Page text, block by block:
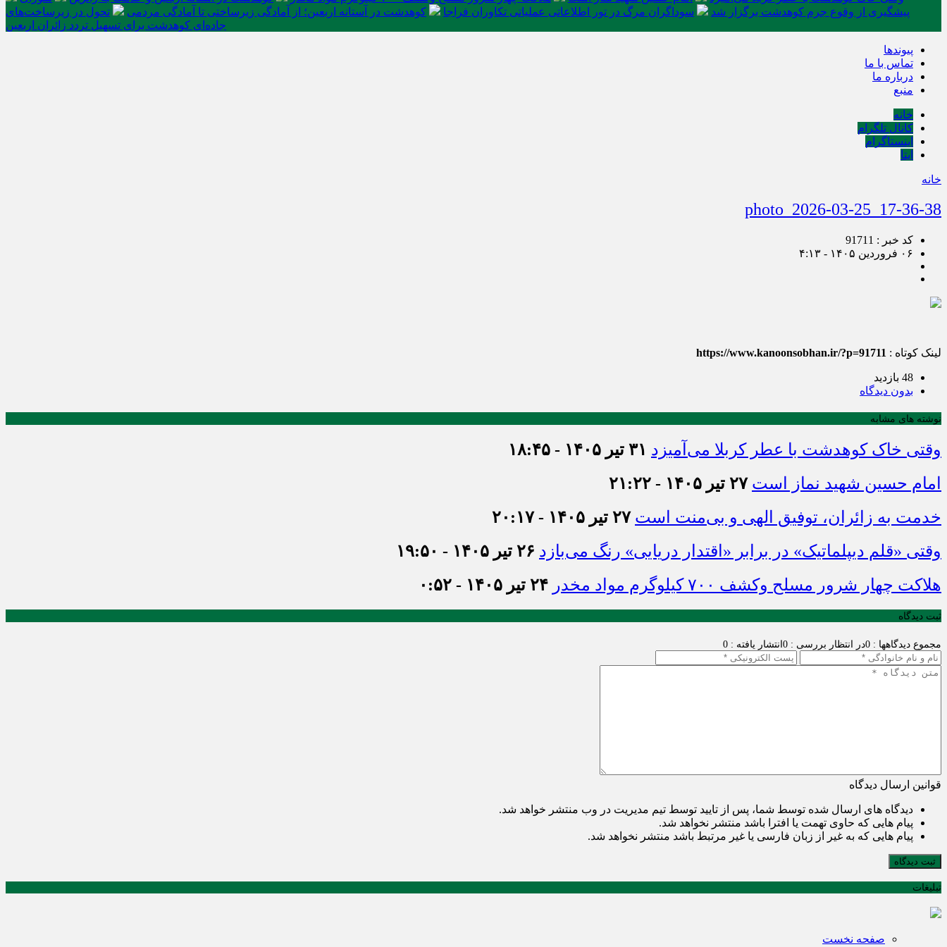
پیشگیری از وقوع جرم کوهدشت برگزار شد
سوداگران مرگ در تور اطلاعاتی عملیاتی تکاوران فراجا کوهدشت در آستانه اربعین؛ از آمادگی زیرساختی تا آمادگی مردمی
تحول در زیرساخت‌های
جاده‌ای کوهدشت برای تسهیل تردد زائران اربعین
پیوندها
تماس با ما
درباره ما
منبع
خانه
کانال تلگرام
اینستاگرام
ایتا
خانه
photo_2026-03-25_17-36-38
کد خبر : 91711
۰۶ فروردین ۱۴۰۵ - ۴:۱۳
لینک کوتاه : https://www.kanoonsobhan.ir/?p=91711
48 بازدید
بدون دیدگاه
نوشته های مشابه
وقتی خاک کوهدشت با عطر کربلا می‌آمیزد ۳۱ تیر ۱۴۰۵ - ۱۸:۴۵
امام حسین شهید نماز است ۲۷ تیر ۱۴۰۵ - ۲۱:۲۲
خدمت به زائران، توفیق الهی و بی‌منت است ۲۷ تیر ۱۴۰۵ - ۲۰:۱۷
وقتی «قلم دیپلماتیک» در برابر «اقتدار دریایی» رنگ می‌بازد ۲۶ تیر ۱۴۰۵ - ۱۹:۵۰
هلاکت چهار شرور مسلح وکشف ۷۰۰ کیلوگرم مواد مخدر
۲۴ تیر ۱۴۰۵ - ۰:۵۲
ثبت دیدگاه
مجموع دیدگاهها : 0 در انتظار بررسی : 0 انتشار یافته : 0
قوانین ارسال دیدگاه
دیدگاه های ارسال شده توسط شما، پس از تایید توسط تیم مدیریت در وب منتشر خواهد شد.
پیام هایی که حاوی تهمت یا افترا باشد منتشر نخواهد شد.
پیام هایی که به غیر از زبان فارسی یا غیر مرتبط باشد منتشر نخواهد شد.
ثبت دیدگاه
تبلیغات
صفحه نخست